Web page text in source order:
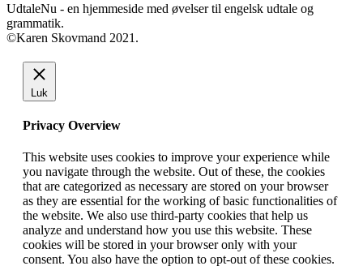
UdtaleNu - en hjemmeside med øvelser til engelsk udtale og
grammatik.
©Karen Skovmand 2021.
Luk
Privacy Overview
This website uses cookies to improve your experience while
you navigate through the website. Out of these, the cookies
that are categorized as necessary are stored on your browser
as they are essential for the working of basic functionalities of
the website. We also use third-party cookies that help us
analyze and understand how you use this website. These
cookies will be stored in your browser only with your
consent. You also have the option to opt-out of these cookies.